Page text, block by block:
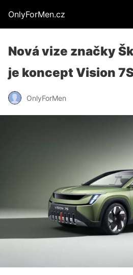
OnlyForMen.cz
Nová vize značky
je koncept Vision
OnlyForMen